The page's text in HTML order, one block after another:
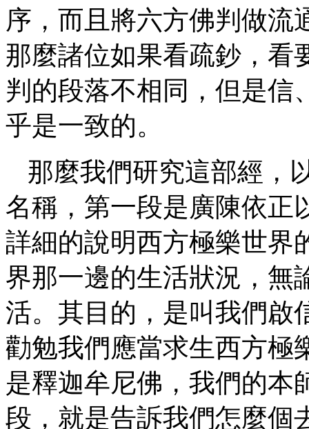
序，而且將六方佛判做流
那麼諸位如果看疏鈔，看
判的段落不相同，但是信
乎是一致的。
那麼我們研究這部經，
名稱，第一段是廣陳依正
詳細的說明西方極樂世界
界那一邊的生活狀況，無
活。其目的，是叫我們啟
勸勉我們應當求生西方極
是釋迦牟尼佛，我們的本
段，就是告訴我們怎麼個